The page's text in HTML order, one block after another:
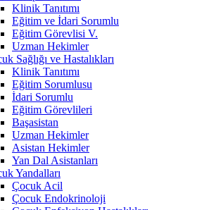
Klinik Tanıtımı
Eğitim ve İdari Sorumlu
Eğitim Görevlisi V.
Uzman Hekimler
Sağlığı ve Hastalıkları
Klinik Tanıtımı
Eğitim Sorumlusu
İdari Sorumlu
Eğitim Görevlileri
Başasistan
Uzman Hekimler
Asistan Hekimler
Yan Dal Asistanları
Yandalları
Çocuk Acil
Çocuk Endokrinoloji